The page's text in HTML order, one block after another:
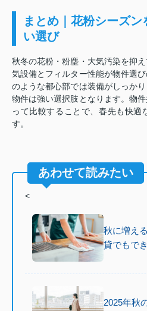
まとめ｜花粉シーズン
い選び
秋冬の花粉・粉塵・大気汚染を抑
気設備とフィルター性能が物件選
のような都心部では装備がしっか
物件は強い選択肢となります。物
って比較することで、春先も快適
す。
あわせて読みたい
<
秋に増え
貸でもで
2025年秋